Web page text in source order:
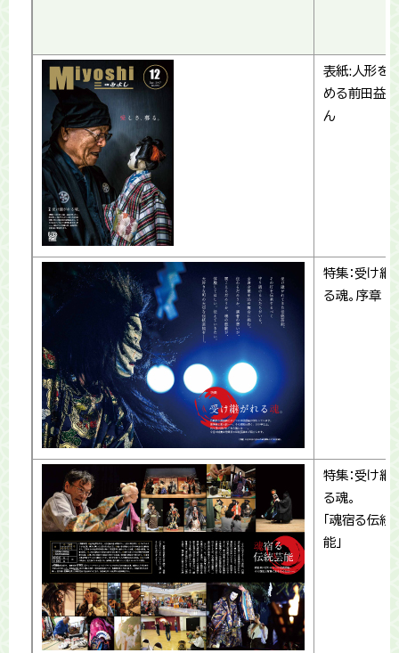
表紙:人形を
める前田益
ん
特集：受け継
る魂。序章
特集：受け継
る魂。
「魂宿る伝統
能」